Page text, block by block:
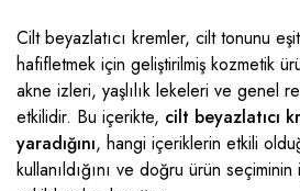
Cilt beyazlatıcı kremler, cilt tonunu
hafifletmek için geliştirilmiş kozmetik
akne izleri, yaşlılık lekeleri ve genel
etkilidir. Bu içerikte, cilt beyazlatıcı
yaradığını, hangi içeriklerin etkili
kullanıldığını ve doğru ürün seçiminin